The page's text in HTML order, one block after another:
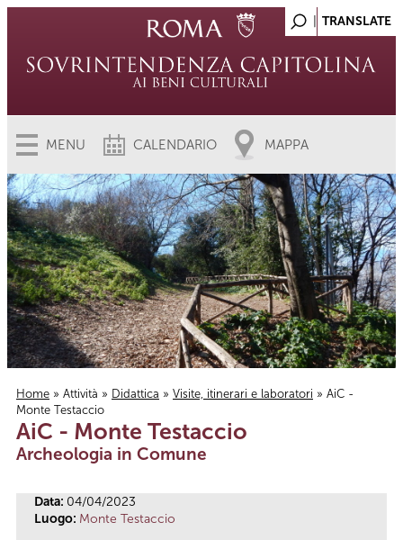
MENU CALENDARIO MAPPA
Tu sei qui
Home » Attività » Didattica » Visite, itinerari e laboratori » AiC -
Monte Testaccio
AiC - Monte Testaccio
Archeologia in Comune
Data: 04/04/2023
Luogo: Monte Testaccio